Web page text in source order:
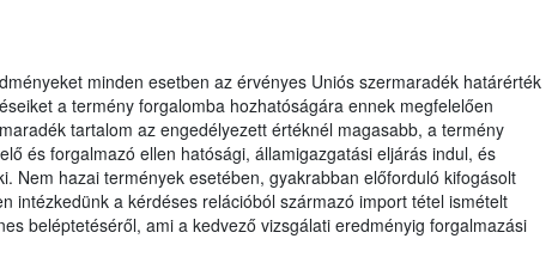
minden esetben az érvényes Uniós szermaradék határérték
a termény forgalomba hozhatóságára ennek megfelelően
tartalom az engedélyezett értéknél magasabb, a termény
és forgalmazó ellen hatósági, államigazgatási eljárás indul, és
Nem hazai termények esetében, gyakrabban előforduló kifogásolt
intézkedünk a kérdéses relációból származó import tétel ismételt
beléptetéséről, ami a kedvező vizsgálati eredményig forgalmazási